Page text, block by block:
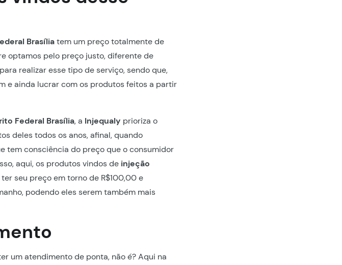
Brasíliatem um preço totalmente de
optamos pelo preço justo, diferente de
realizar esse tipo de serviço, sendo que,
e ainda lucrar com os produtos feitos a partir
Federal Brasília, a Injequaly prioriza o
deles todos os anos, afinal, quando
tem consciência do preço que o consumidor
aqui, os produtos vindos de injeção
seu preço em torno de R$100,00 e
podendo eles serem também mais
um atendimento de ponta, não é? Aqui na